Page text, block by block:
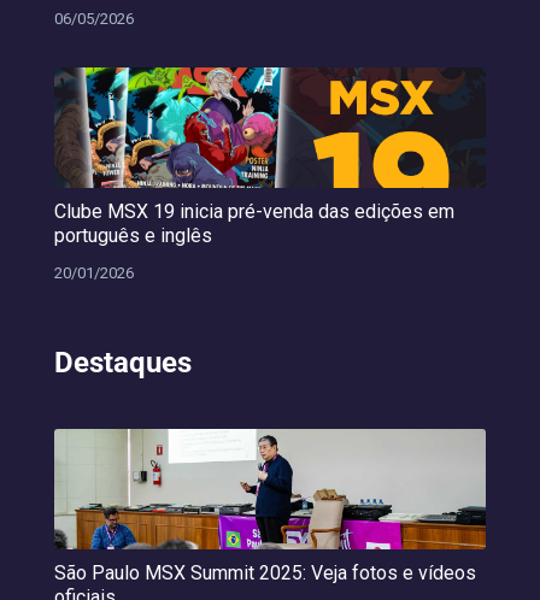
06/05/2026
Clube MSX 19 inicia pré-venda das edições em
português e inglês
20/01/2026
Destaques
São Paulo MSX Summit 2025: Veja fotos e vídeos